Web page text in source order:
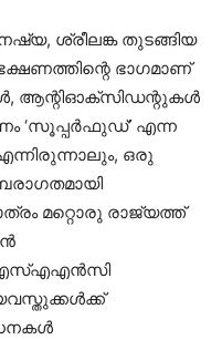
ശ്രീലങ്ക തുടങ്ങിയ
ഭാഗമാണ്
ആന്റിഓക്‌സിഡന്റുകള്‍
‘സൂപ്പര്‍ഫുഡ്’ എന്ന
ഒരു
മറ്റൊരു രാജ്യത്ത്